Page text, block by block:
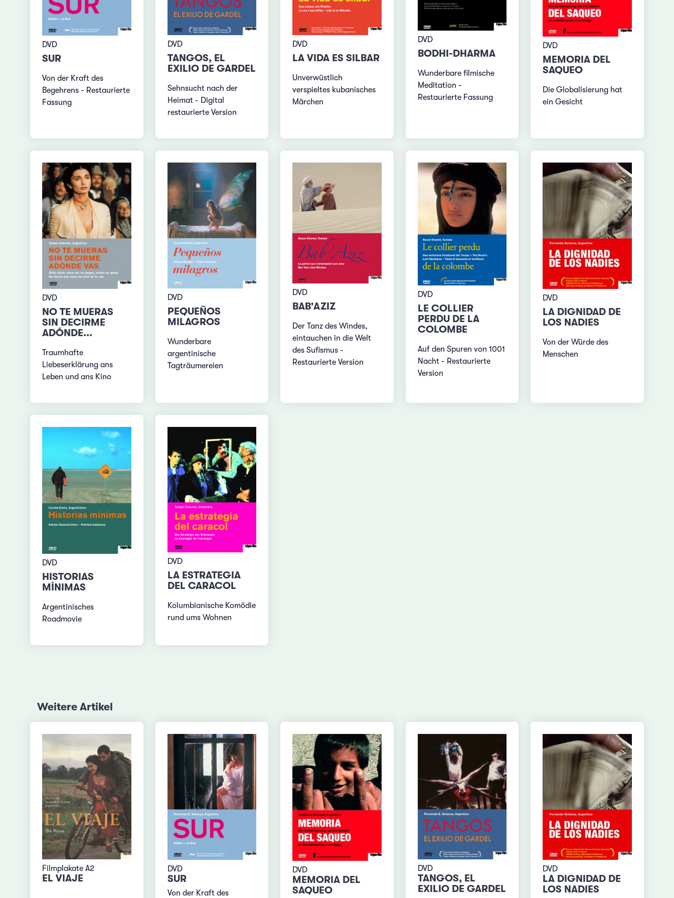
DVD
SUR
Von der Kraft des
Begehrens - Restaurierte
Fassung
DVD
TANGOS, EL
EXILIO DE GARDEL
Sehnsucht nach der
Heimat - Digital
restaurierte Version
DVD
LA VIDA ES SILBAR
Unverwüstlich
verspieltes kubanisches
Märchen
DVD
BODHI-DHARMA
Wunderbare filmische
Meditation -
Restaurierte Fassung
DVD
MEMORIA DEL
SAQUEO
Die Globalisierung hat
ein Gesicht
DVD
NO TE MUERAS
SIN DECIRME
ADÓNDE...
Traumhafte
Liebeserklärung ans
Leben und ans Kino
DVD
PEQUEÑOS
MILAGROS
Wunderbare
argentinische
Tagträumereien
DVD
BAB'AZIZ
Der Tanz des Windes,
eintauchen in die Welt
des Sufismus -
Restaurierte Version
DVD
LE COLLIER
PERDU DE LA
COLOMBE
Auf den Spuren von 1001
Nacht - Restaurierte
Version
DVD
LA DIGNIDAD DE
LOS NADIES
Von der Würde des
Menschen
DVD
HISTORIAS
MÍNIMAS
Argentinisches
Roadmovie
DVD
LA ESTRATEGIA
DEL CARACOL
Kolumbianische Komödie
rund ums Wohnen
Weitere Artikel
Filmplakate A2
EL VIAJE
DVD
SUR
Von der Kraft des
DVD
MEMORIA DEL
SAQUEO
DVD
TANGOS, EL
EXILIO DE GARDEL
DVD
LA DIGNIDAD DE
LOS NADIES